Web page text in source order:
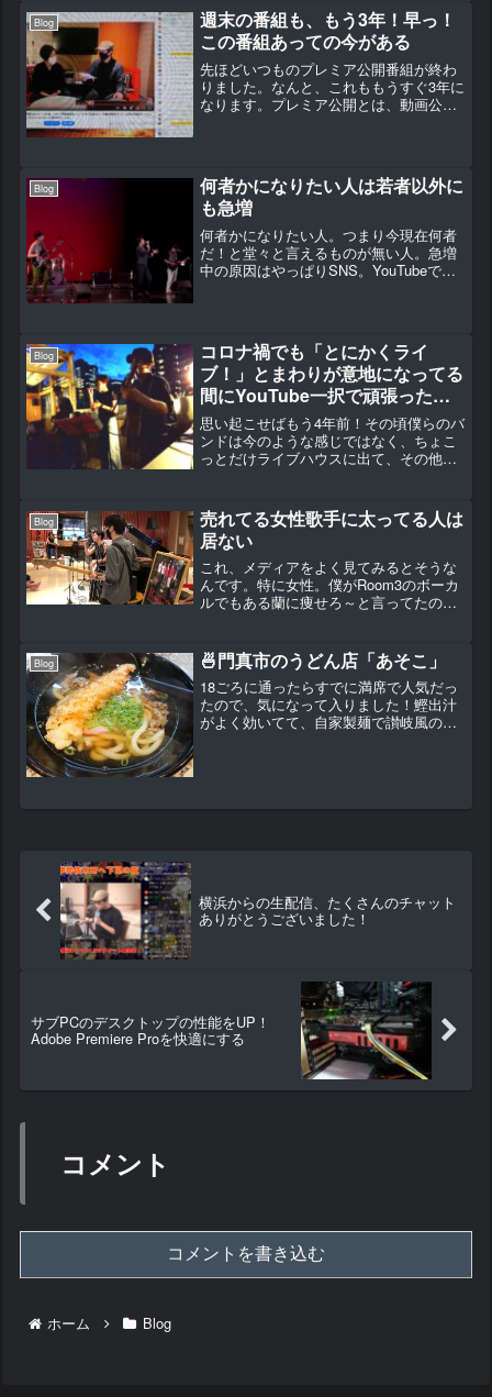
せようと奮闘中。音源さえできればCDは
すぐに量産できる。僕...
Blog
週末の番組も、もう3年！早っ！
この番組あっての今がある
先ほどいつものプレミア公開番組が終わ
りました。なんと、これももうすぐ3年に
なります。プレミア公開とは、動画公開
流しながらみんなでリア...
Blog
何者かになりたい人は若者以外に
も急増
何者かになりたい人。つまり今現在何者
だ！と堂々と言えるものが無い人。急増
中の原因はやっぱりSNS。YouTubeでも
り、何者に見せる...
Blog
コロナ禍でも「とにかくライ
ブ！」とまわりが意地になってる
間にYouTube一択で頑張った結
果・・・
思い起こせばもう4年前！その頃僕らのバ
ンドは今のような感じではなく、ちょこ
っとだけライブハウスに出て、その他は
うな規模では無かったです。 そこでコ
ロナがやって来て、すぐ...
Blog
売れてる女性歌手に太ってる人は
居ない
これ、メディアをよく見てみるとそうな
んです。特に女性。僕がRoom3のボーカ
ルでもある蘭に痩せろ～と言ってたのも
ジムでダイエット。ピーク時より7kgも
体重を落とし...
Blog 🍜門真市のうどん店「あそこ」
18ごろに通ったらすでに満席で人気だっ
たので、気になって入りました！鰹出汁
がよく効いてて、自家製麺で讃岐風の歯
横浜からの生配信、たくさんのチャット
ありがとうございました！
サブPCのデスクトップの性能をUP！
Adobe Premiere Proを快適にする
コメント
コメントを書き込む
ホーム Blog